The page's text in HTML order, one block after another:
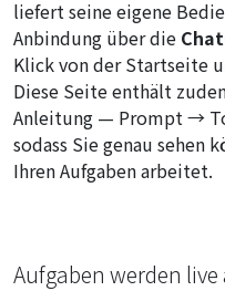
liefert seine eigene
Anbindung über die
Klick von der Startseite
Diese Seite enthält
Anleitung — Prompt →
sodass Sie genau sehen
Ihren Aufgaben arbeitet.
Aufgaben werden